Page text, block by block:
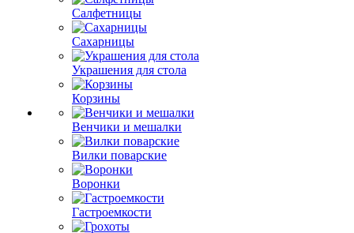
Салфетницы
Сахарницы
Украшения для стола
Корзины
Венчики и мешалки
Вилки поварские
Воронки
Гастроемкости